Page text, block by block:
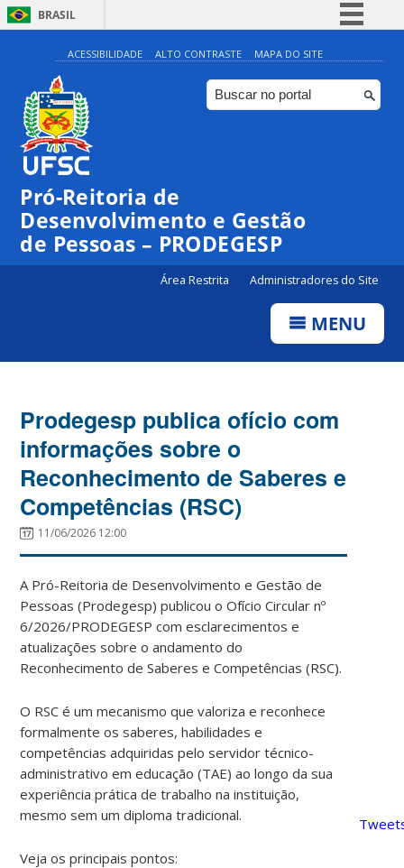
BRASIL
Simplifique!
Comunica BR
Participe
ACESSIBILIDADE ALTO CONTRASTE MAPA DO SITE
Pró-Reitoria de
Desenvolvimento e Gestão
de Pessoas – PRODEGESP
Área Restrita Administradores do Site
MENU
Prodegesp publica ofício com
informações sobre o
Reconhecimento de Saberes e
Competências (RSC)
11/06/2026 12:00
A Pró-Reitoria de Desenvolvimento e Gestão de
Pessoas (Prodegesp) publicou o Ofício Circular nº
6/2026/PRODEGESP com esclarecimentos e
atualizações sobre o andamento do
Reconhecimento de Saberes e Competências (RSC).
O RSC é um mecanismo que valoriza e reconhece
formalmente os saberes, habilidades e
competências adquiridas pelo servidor técnico-
administrativo em educação (TAE) ao longo da sua
experiência prática de trabalho na instituição,
mesmo sem um diploma tradicional.
Veja os principais pontos: